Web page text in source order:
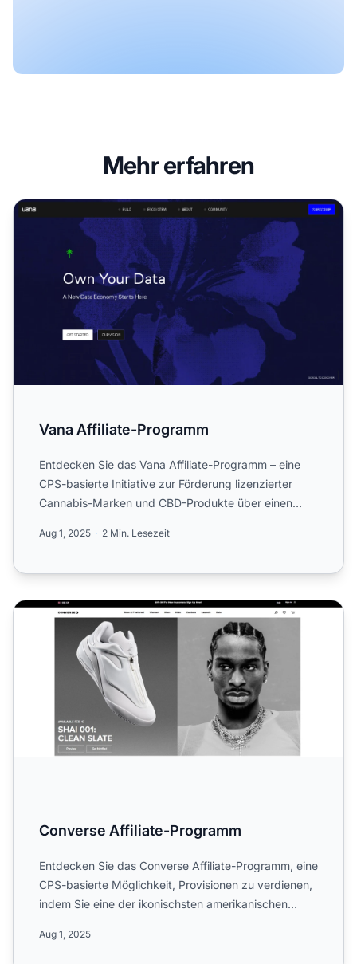
Mehr erfahren
Vana Affiliate-Programm
Vana Affiliate-Programm
Entdecken Sie das Vana Affiliate-Programm – eine
CPS-basierte Initiative zur Förderung lizenzierter
Cannabis-Marken und CBD-Produkte über einen
Aug 1, 2025 2 Min. Lesezeit
Converse Affiliate-Programm
Converse Affiliate-Programm
Entdecken Sie das Converse Affiliate-Programm, eine
CPS-basierte Möglichkeit, Provisionen zu verdienen,
indem Sie eine der ikonischsten amerikanischen
Aug 1, 2025